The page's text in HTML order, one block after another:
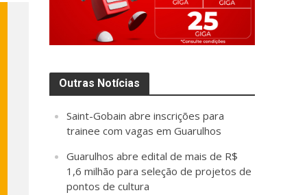
Outras Notícias
Saint-Gobain abre inscrições para
trainee com vagas em Guarulhos
Guarulhos abre edital de mais de R$
1,6 milhão para seleção de projetos de
pontos de cultura